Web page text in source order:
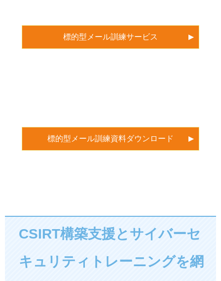
標的型メール訓練サービス
標的型メール訓練資料ダウンロード
CSIRT構築支援とサイバーセ
キュリティトレーニングを網